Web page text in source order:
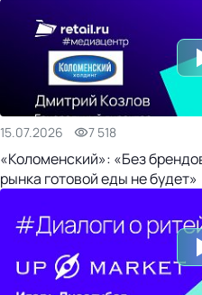
15.07.2026 7 518
«Коломенский»: «Без
рынка готовой еды не будет»